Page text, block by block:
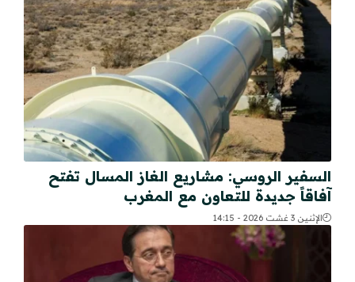
السفير الروسي: مشاريع الغاز المسال تفتح
آفاقاً جديدة للتعاون مع المغرب
الإثنين 3 غشت 2026 - 14:15